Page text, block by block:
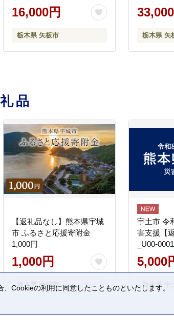
16,000円
栃木県 矢板市
岡市産 栃
栃木県 矢
品
【返礼品なし】熊本県宇城
市 ふるさと応援寄附金
1,000円
1,000円
熊本県 宇城市
宇土市 令
害支援【
_U00-0001
5,000
熊本県 宇
Cookieの利用に同意したことものといたします。